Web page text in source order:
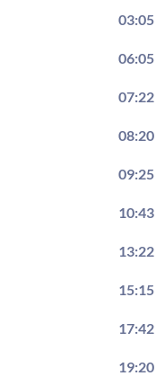
03:05
06:05
07:22
08:20
09:25
10:43
13:22
15:15
17:42
19:20